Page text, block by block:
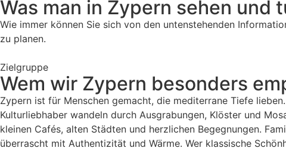
Was man in Zypern sehen und
Wie immer können Sie sich von den untenstehenden
zu planen.
Zielgruppe
Wem wir Zypern besonders
Zypern ist für Menschen gemacht, die mediterrane Tiefe
Kulturliebhaber wandeln durch Ausgrabungen, Klöster und
kleinen Cafés, alten Städten und herzlichen Begegnungen.
überrascht mit Authentizität und Wärme. Wer klassische